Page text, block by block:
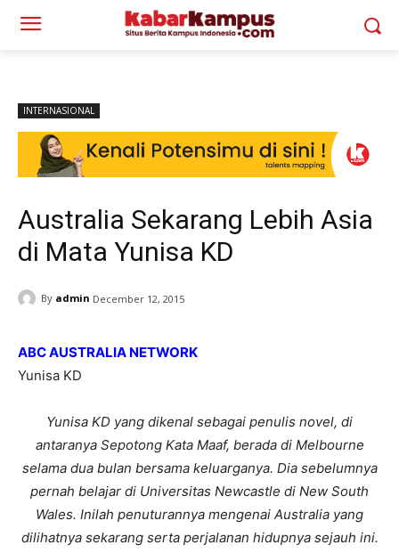
INTERNASIONAL
Australia Sekarang Lebih Asia
di Mata Yunisa KD
By admin December 12, 2015
ABC AUSTRALIA NETWORK
Yunisa KD
Yunisa KD yang dikenal sebagai penulis novel, di
antaranya Sepotong Kata Maaf, berada di Melbourne
selama dua bulan bersama keluarganya. Dia sebelumnya
pernah belajar di Universitas Newcastle di New South
Wales. Inilah penuturannya mengenai Australia yang
dilihatnya sekarang serta perjalanan hidupnya sejauh ini.